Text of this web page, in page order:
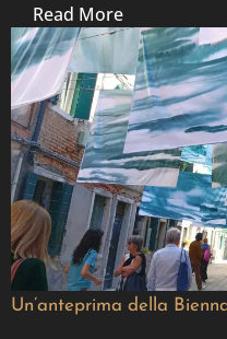
Read More
Un’anteprima della